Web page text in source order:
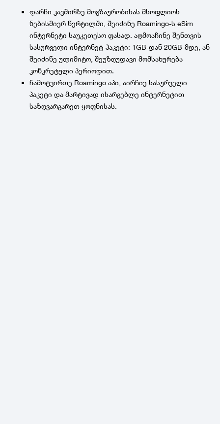
დარჩი კავშირზე მოგზაურობისას მსოფლიოს
ნებისმიერ წერტილში, შეიძინე Roamingo-ს eSim
ინტერნეტი საუკეთესო ფასად. აღმოაჩინე შენთვის
სასურველი ინტერნეტ-პაკეტი: 1GB-დან 20GB-მდე, ან
შეიძინე ულიმიტო, შეუზღუდავი მომსახურება
კონკრეტული პერიოდით.
ჩამოტვირთე Roamingo აპი, აირჩიე სასურველი
პაკეტი და მარტივად ისარგებლე ინტერნეტით
საზღვარგარეთ ყოფნისას.